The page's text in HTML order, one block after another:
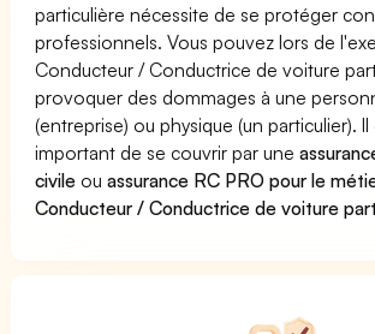
particulière nécessite de se protéger
professionnels. Vous pouvez lors de
Conducteur / Conductrice de voiture
provoquer des dommages à une
(entreprise) ou physique (un particulier).
important de se couvrir par une
civile ouassurance RC PRO pour le
Conducteur / Conductrice de voiture